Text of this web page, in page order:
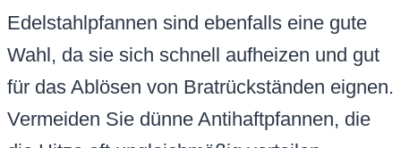
Edelstahlpfannen sind ebenfalls eine gute
Wahl, da sie sich schnell aufheizen und gut
für das Ablösen von Bratrückständen eignen.
Vermeiden Sie dünne Antihaftpfannen, die